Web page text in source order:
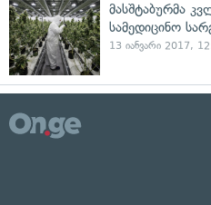
მასშტაბურმა
სამედიცინო
13 იანვარი 2017,